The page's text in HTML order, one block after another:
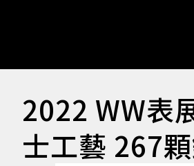
2022 WW表
士工藝 267